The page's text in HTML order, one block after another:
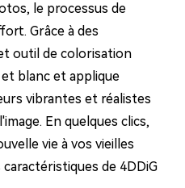
le processus de
Grâce à des
outil de colorisation
blanc et applique
vibrantes et réalistes
En quelques clics,
vie à vos vieilles
de 4DDiG